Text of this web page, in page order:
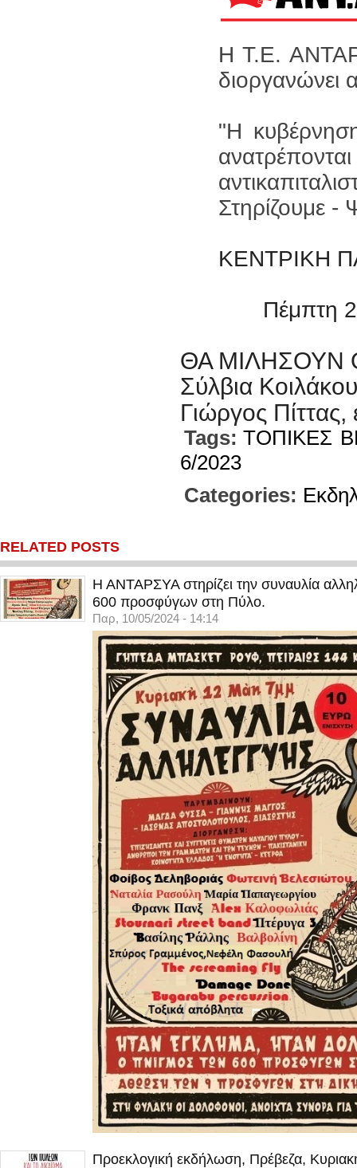
Η Τ.Ε.
διοργανώνει
"Η
Στηρίζουμε
ΚΕΝΤΡΙΚΗ
Πέμπτη 22
ΘΑ ΜΙΛΗΣΟΥΝ
Σύλβια
Γιώργος
Tags: ΤΟΠΙΚΕΣ
6/2023
Categories:
RELATED POSTS
Η ΑΝΤΑΡΣΥΑ στηρίζει την συναυλία
600 προσφύγων στη Πύλο.
Παρ, 10/05/2024 - 14:14
Προεκλογική εκδήλωση, Πρέβεζα,